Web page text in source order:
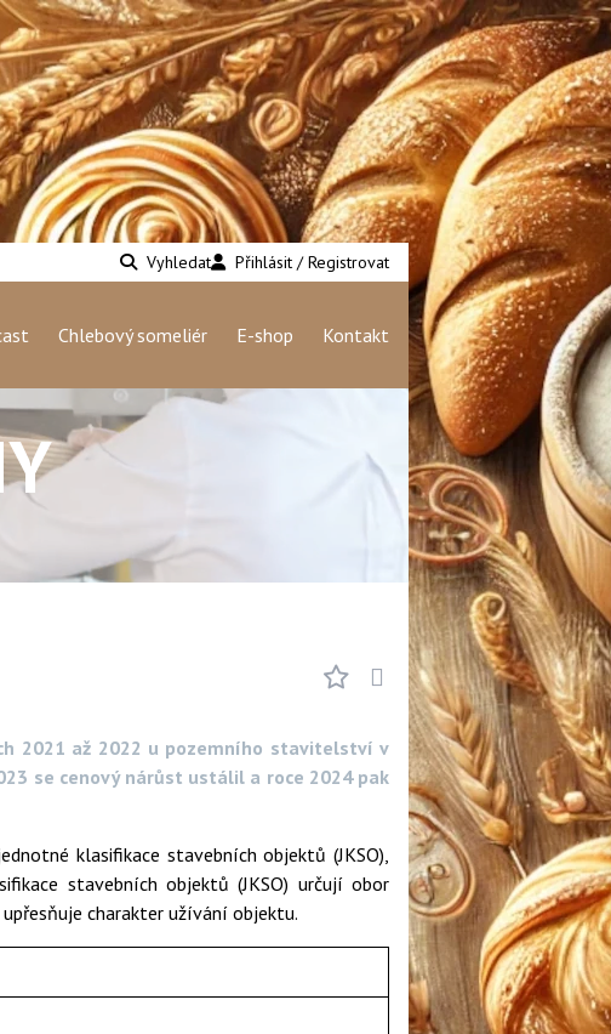
Vyhledat Přihlásit / Registrovat
Chlebový someliér E-shop Kontakt
2021 až 2022 u pozemního stavitelství v
se cenový nárůst ustálil a roce 2024 pak
klasifikace stavebních objektů (JKSO),
stavebních objektů (JKSO) určují obor
charakter užívání objektu.